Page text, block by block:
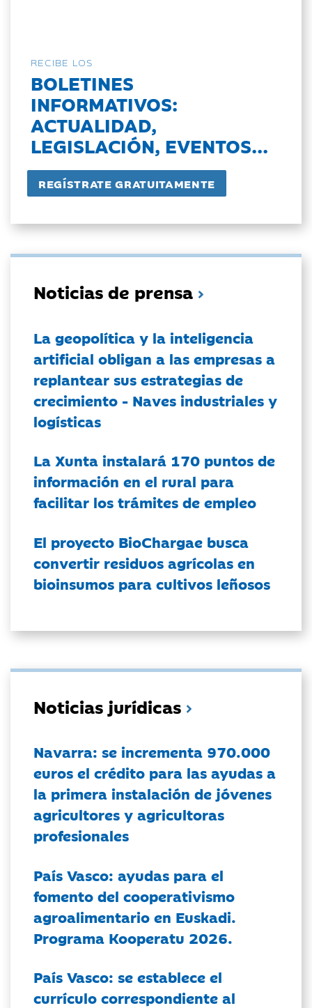
RECIBE LOS
BOLETINES
INFORMATIVOS:
ACTUALIDAD,
LEGISLACIÓN, EVENTOS...
Noticias de prensa
La geopolítica y la inteligencia
artificial obligan a las empresas a
replantear sus estrategias de
crecimiento - Naves industriales y
logísticas
La Xunta instalará 170 puntos de
información en el rural para
facilitar los trámites de empleo
El proyecto BioChargae busca
convertir residuos agrícolas en
bioinsumos para cultivos leñosos
Noticias jurídicas
Navarra: se incrementa 970.000
euros el crédito para las ayudas a
la primera instalación de jóvenes
agricultores y agricultoras
profesionales
País Vasco: ayudas para el
fomento del cooperativismo
agroalimentario en Euskadi.
Programa Kooperatu 2026.
País Vasco: se establece el
currículo correspondiente al